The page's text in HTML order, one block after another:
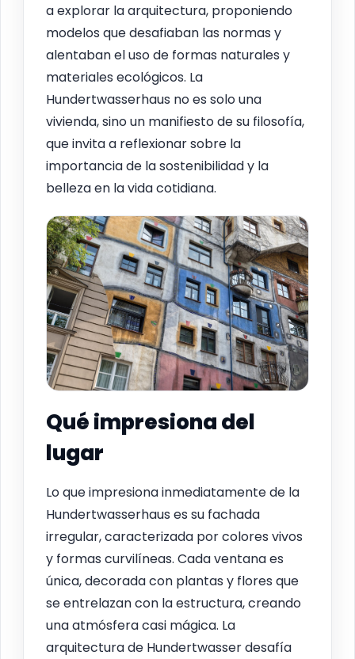
a explorar la arquitectura, proponiendo
modelos que desafiaban las normas y
alentaban el uso de formas naturales y
materiales ecológicos. La
Hundertwasserhaus no es solo una
vivienda, sino un manifiesto de su filosofía,
que invita a reflexionar sobre la
importancia de la sostenibilidad y la
belleza en la vida cotidiana.
Qué impresiona del
lugar
Lo que impresiona inmediatamente de la
Hundertwasserhaus es su fachada
irregular, caracterizada por colores vivos
y formas curvilíneas. Cada ventana es
única, decorada con plantas y flores que
se entrelazan con la estructura, creando
una atmósfera casi mágica. La
arquitectura de Hundertwasser desafía